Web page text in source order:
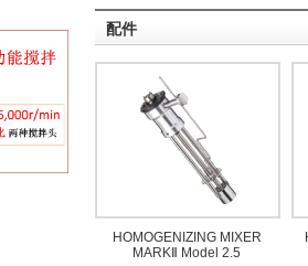
配件
HOMOGENIZING MIXER
MARKⅡ Model 2.5